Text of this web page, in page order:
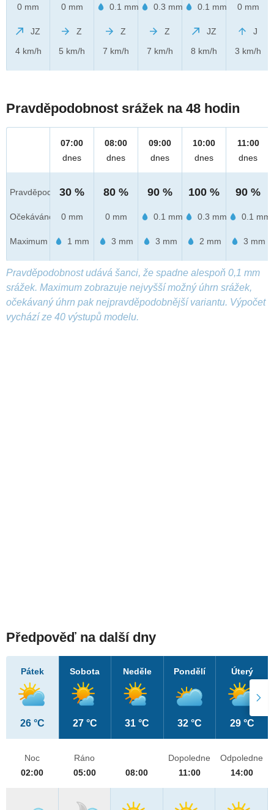
0 mm
JZ
4 km/h
0 mm
Z
5 km/h
0.1 mm
Z
7 km/h
0.3 mm
Z
7 km/h
0.1 mm
JZ
8 km/h
0 mm
J
3 km/h
Pravděpodobnost srážek na 48 hodin
Pravděpod.
Očekáváno
Maximum
07:00
dnes
30 %
0 mm
1 mm
08:00
dnes
80 %
0 mm
3 mm
09:00
dnes
90 %
0.1 mm
3 mm
10:00
dnes
100 %
0.3 mm
2 mm
11:00
dnes
90 %
0.1 mm
3 mm
Pravděpodobnost udává šanci, že spadne alespoň 0,1 mm
srážek. Maximum zobrazuje nejvyšší možný úhrn srážek,
očekávaný úhrn pak nejpravděpodobnější variantu. Výpočet
vychází ze 40 výstupů modelu.
Předpověď na další dny
Pátek
26 °C
Sobota
27 °C
Neděle
31 °C
Pondělí
32 °C
Úterý
29 °C
Noc
02:00
Ráno
05:00
08:00
Dopoledne
11:00
Odpoledne
14:00